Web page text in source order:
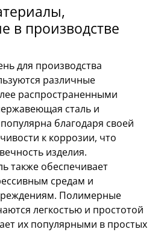
в производстве
для производства
различные
распространенными
сталь и
благодаря своей
к коррозии, что
изделия.
также обеспечивает
средам и
Полимерные
легкостью и простотой
их популярными в простых